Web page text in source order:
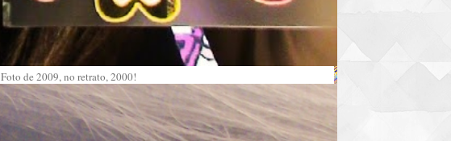
Foto de 2009, no retrato, 2000!